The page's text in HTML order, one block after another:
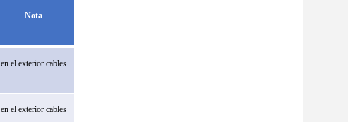
Nota
en el exterior cables
en el exterior cables